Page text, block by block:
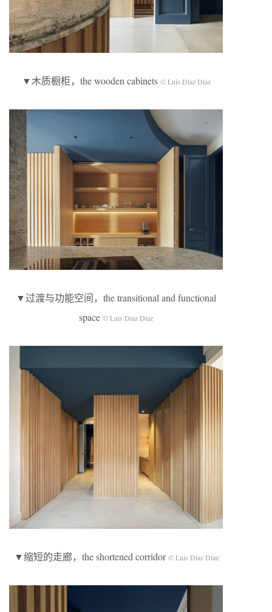
▼木质橱柜，the wooden cabinets © Luis Díaz Díaz
▼过渡与功能空间，the transitional and functional
space © Luis Díaz Díaz
▼缩短的走廊，the shortened corridor© Luis Díaz Díaz